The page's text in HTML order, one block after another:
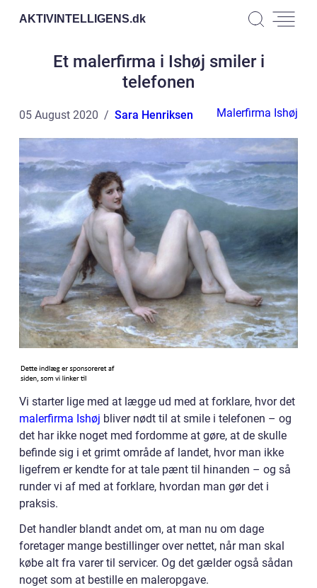
AKTIVINTELLIGENS.dk
Et malerfirma i Ishøj smiler i
telefonen
05 August 2020 Sara Henriksen Malerfirma Ishøj
Vi starter lige med at lægge ud med at forklare, hvor det
malerfirma Ishøj bliver nødt til at smile i telefonen – og
det har ikke noget med fordomme at gøre, at de skulle
befinde sig i et grimt område af landet, hvor man ikke
ligefrem er kendte for at tale pænt til hinanden – og så
runder vi af med at forklare, hvordan man gør det i
praksis.
Det handler blandt andet om, at man nu om dage
foretager mange bestillinger over nettet, når man skal
købe alt fra varer til servicer. Og det gælder også sådan
noget som at bestille en maleropgave.